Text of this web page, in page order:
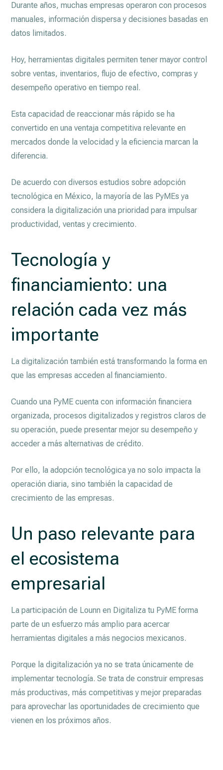
Durante años, muchas empresas operaron con procesos
manuales, información dispersa y decisiones basadas en
datos limitados.
Hoy, herramientas digitales permiten tener mayor control
sobre ventas, inventarios, flujo de efectivo, compras y
desempeño operativo en tiempo real.
Esta capacidad de reaccionar más rápido se ha
convertido en una ventaja competitiva relevante en
mercados donde la velocidad y la eficiencia marcan la
diferencia.
De acuerdo con diversos estudios sobre adopción
tecnológica en México, la mayoría de las PyMEs ya
considera la digitalización una prioridad para impulsar
productividad, ventas y crecimiento.
Tecnología y
financiamiento: una
relación cada vez más
importante
La digitalización también está transformando la forma en
que las empresas acceden al financiamiento.
Cuando una PyME cuenta con información financiera
organizada, procesos digitalizados y registros claros de
su operación, puede presentar mejor su desempeño y
acceder a más alternativas de crédito.
Por ello, la adopción tecnológica ya no solo impacta la
operación diaria, sino también la capacidad de
crecimiento de las empresas.
Un paso relevante para
el ecosistema
empresarial
La participación de Lounn en Digitaliza tu PyME forma
parte de un esfuerzo más amplio para acercar
herramientas digitales a más negocios mexicanos.
Porque la digitalización ya no se trata únicamente de
implementar tecnología. Se trata de construir empresas
más productivas, más competitivas y mejor preparadas
para aprovechar las oportunidades de crecimiento que
vienen en los próximos años.